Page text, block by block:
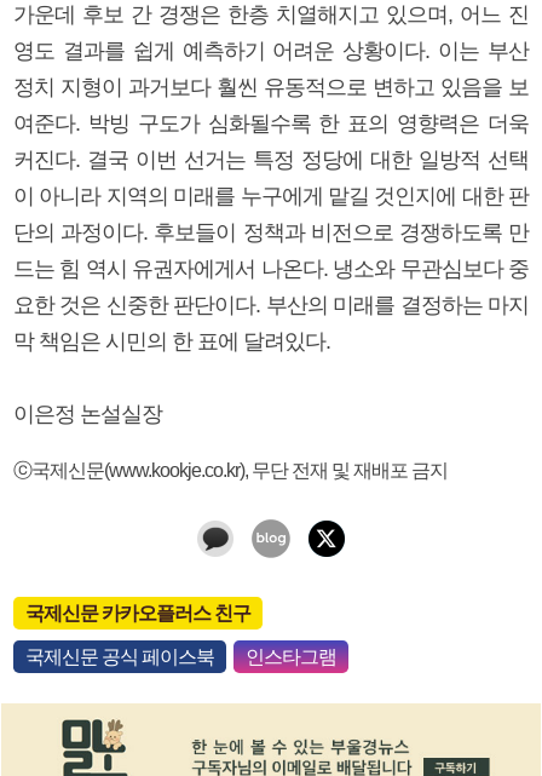
가운데 후보 간 경쟁은 한층 치열해지고 있으며, 어느 진
영도 결과를 쉽게 예측하기 어려운 상황이다. 이는 부산
정치 지형이 과거보다 훨씬 유동적으로 변하고 있음을 보
여준다. 박빙 구도가 심화될수록 한 표의 영향력은 더욱
커진다. 결국 이번 선거는 특정 정당에 대한 일방적 선택
이 아니라 지역의 미래를 누구에게 맡길 것인지에 대한 판
단의 과정이다. 후보들이 정책과 비전으로 경쟁하도록 만
드는 힘 역시 유권자에게서 나온다. 냉소와 무관심보다 중
요한 것은 신중한 판단이다. 부산의 미래를 결정하는 마지
막 책임은 시민의 한 표에 달려있다.
이은정 논설실장
ⓒ국제신문(www.kookje.co.kr), 무단 전재 및 재배포 금지
국제신문 카카오플러스 친구
국제신문 공식 페이스북 인스타그램